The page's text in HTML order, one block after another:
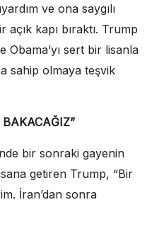
ve ona saygılı
kapı bıraktı. Trump
Obama’yı sert bir lisanla
sahip olmaya teşvik
BAKACAĞIZ”
bir sonraki gayenin
getiren Trump, “Bir
İran’dan sonra